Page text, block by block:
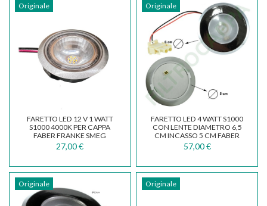
Originale
FARETTO LED 12 V 1 WATT
S1000 4000K PER CAPPA
FABER FRANKE SMEG
824610875
27,00 €
Originale
FARETTO LED 4 WATT S1000
CON LENTE DIAMETRO 6,5
CM INCASSO 5 CM FABER
ORIGINALE...
57,00 €
Originale Originale